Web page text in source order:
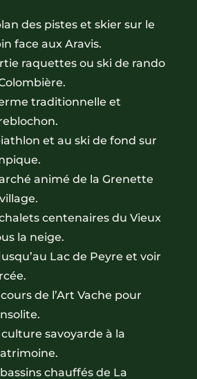
des pistes et skier sur le
face aux Aravis.
raquettes ou ski de rando
traditionnelle et
et au ski de fond sur
animé de la Grenette
centenaires du Vieux
la neige.
Lac de Peyre et voir
de l’Art Vache pour
savoyarde à la
chauffés de La